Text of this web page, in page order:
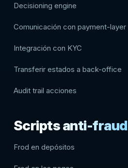
Decisioning engine
Comunicación con payment-layer
Integración con KYC
Transferir estados a back-office
Audit trail acciones
Scripts anti-fraud
Frod en depósitos